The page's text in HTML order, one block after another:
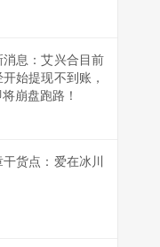
息：艾兴合目前
始提现不到账，
崩盘跑路！
货点：爱在冰川